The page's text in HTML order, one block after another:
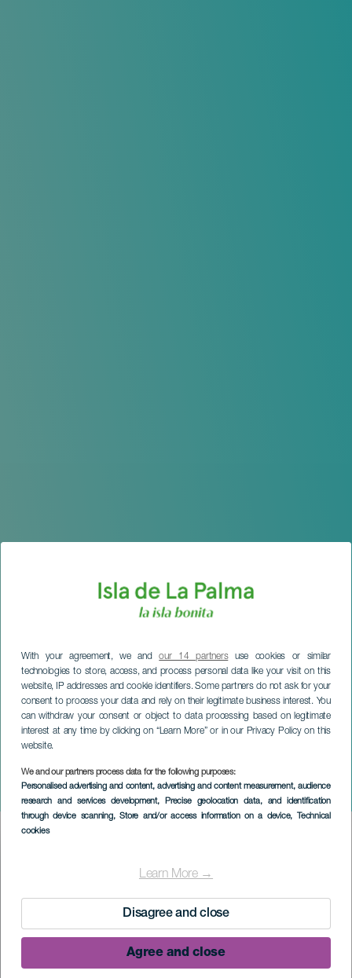
With your agreement, we andour 14 partnersuse cookies or similar
technologies to store, access, and process personal data like your visit on this
website, IP addresses and cookie identifiers. Some partners do not ask for your
consent to process your data and rely on their legitimate business interest. You
can withdraw your consent or object to data processing based on legitimate
interest at any time by clicking on “Learn More” or in our Privacy Policy on this
website.
We and our partners process data for the following purposes:
Personalised advertising and content, advertising and content measurement, audience
research and services development, Precise geolocation data, and identification
through device scanning, Store and/or access information on a device, Technical
cookies
Learn More →
Disagree and close
Agree and close
ViñaThlon
LA PALMA
Imagen